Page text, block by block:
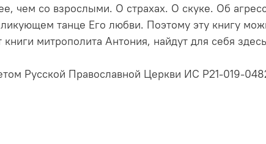
чем со взрослыми. О страхах. О скуке. Об
танце Его любви. Поэтому эту книгу
митрополита Антония, найдут для себя
Русской Православной Церкви ИС Р21-019-